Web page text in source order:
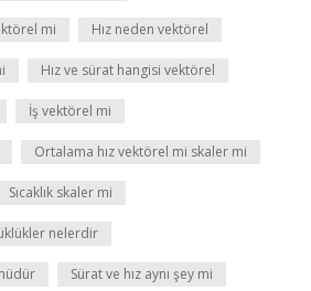
mi Hız neden vektörel
Hız ve sürat hangisi vektörel
İş vektörel mi
Ortalama hız vektörel mi skaler mi
Sıcaklık skaler mi
nelerdir
Sürat ve hız aynı şey mi